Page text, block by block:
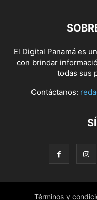
El Digital Panamá es
con brindar
todas sus
Contáctanos:
Términos y